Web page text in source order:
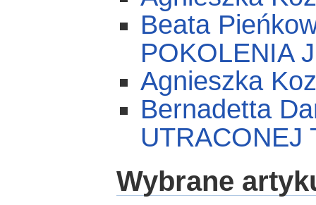
Beata
POKOLENIA
Agnieszka
Bernadetta
UTRACONEJ
Wybrane